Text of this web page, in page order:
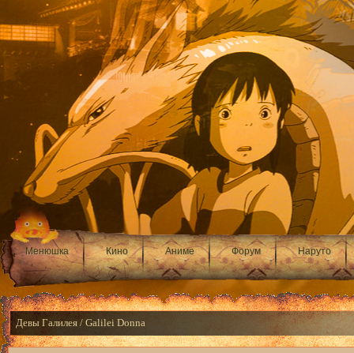
Менюшка Кино Аниме Форум Наруто
Девы Галилея / Galilei Donna